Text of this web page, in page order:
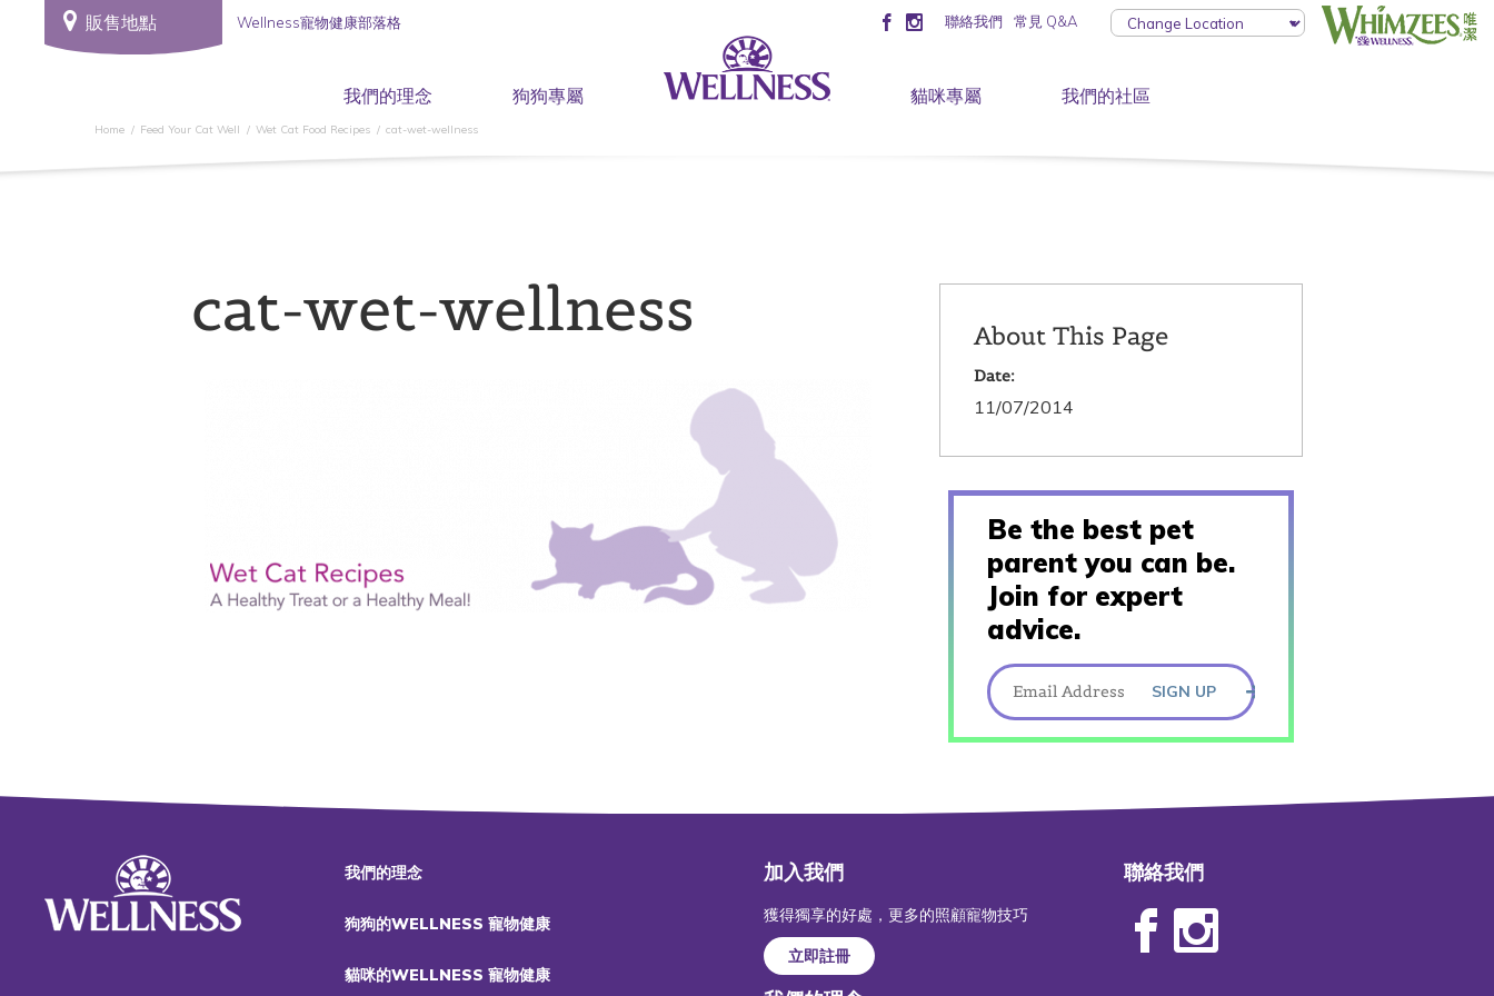
販售地點 Wellness寵物健康部落格 聯絡我們 常見 Q&A
我們的理念 狗狗專屬 貓咪專屬 我們的社區
Home Feed Your Cat Well Wet Cat Food Recipes cat-wet-wellness
cat-wet-wellness About This Page
Date:
11/07/2014
Be the best pet
parent you can be.
Join for expert
advice.
SIGN UP
我們的理念
狗狗的WELLNESS 寵物健康
貓咪的WELLNESS 寵物健康
加入我們
獲得獨享的好處，更多的照顧寵物技巧
立即註冊
聯絡我們